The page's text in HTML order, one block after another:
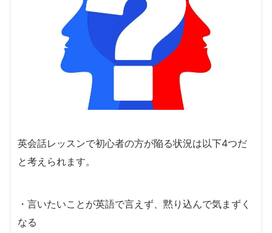
英会話レッスンで初心者の方が陥る状況は以下4つだ
と考えられます。
・言いたいことが英語で言えず、黙り込んで気まずく
なる